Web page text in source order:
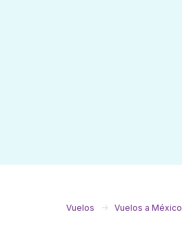
Vuelos Vuelos a México